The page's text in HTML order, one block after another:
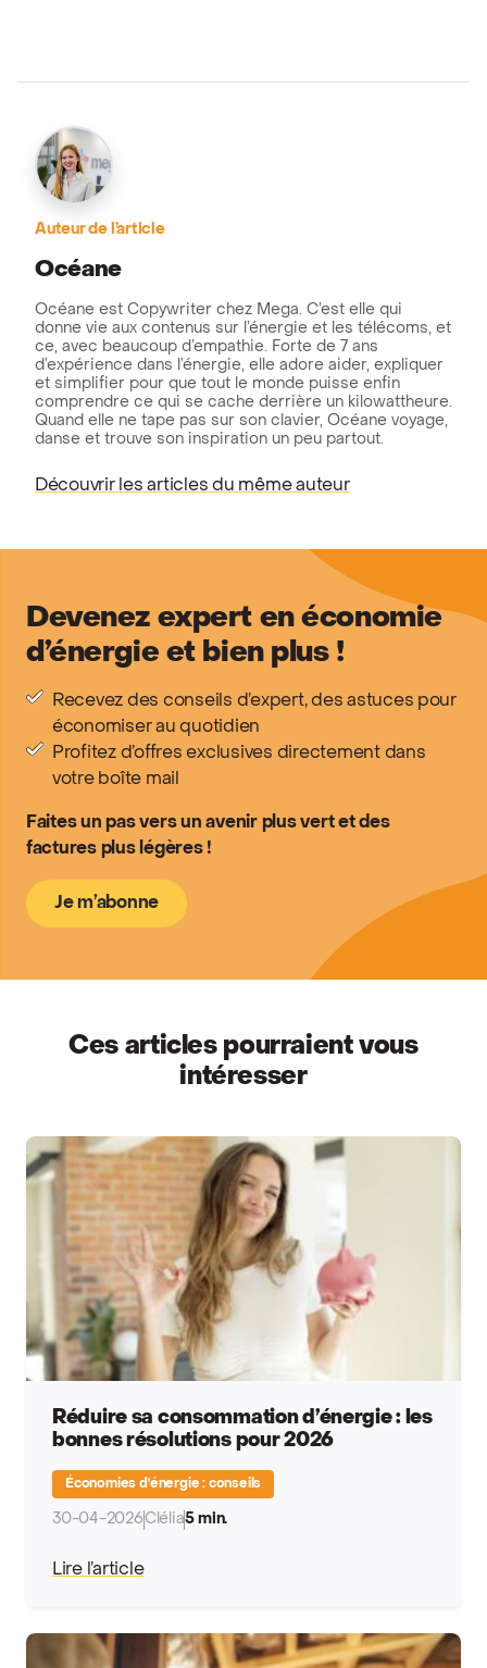
Auteur de l’article
Océane
Océane est Copywriter chez Mega. C’est elle qui
donne vie aux contenus sur l’énergie et les télécoms, et
ce, avec beaucoup d’empathie. Forte de 7 ans
d’expérience dans l’énergie, elle adore aider, expliquer
et simplifier pour que tout le monde puisse enfin
comprendre ce qui se cache derrière un kilowattheure.
Quand elle ne tape pas sur son clavier, Océane voyage,
danse et trouve son inspiration un peu partout.
Découvrir les articles du même auteur
Devenez expert en économie
d’énergie et bien plus !
Recevez des conseils d’expert, des astuces pour
économiser au quotidien
Profitez d’offres exclusives directement dans
votre boîte mail
Faites un pas vers un avenir plus vert et des
factures plus légères !
Je m’abonne
Ces articles pourraient vous
intéresser
Réduire sa consommation d’énergie : les
bonnes résolutions pour 2026
Économies d'énergie : conseils
30-04-2026Clélia5 min.
Lire l’article